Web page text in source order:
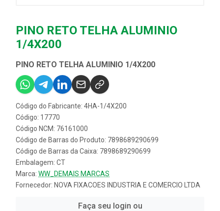
PINO RETO TELHA ALUMINIO
1/4X200
PINO RETO TELHA ALUMINIO 1/4X200
Código do Fabricante: 4HA-1/4X200
Código: 17770
Código NCM: 76161000
Código de Barras do Produto: 7898689290699
Código de Barras da Caixa: 7898689290699
Embalagem: CT
Marca: WW_DEMAIS MARCAS
Fornecedor: NOVA FIXACOES INDUSTRIA E COMERCIO LTDA
Faça seu login ou